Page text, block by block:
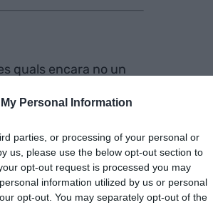
Personal Information
parties, or processing of your personal or
us, please use the below opt-out section to
opt-out request is processed you may
information utilized by us or personal
opt-out. You may separately opt-out of the
quals encara no un
i curar tant